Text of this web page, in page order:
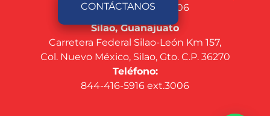
844-416-5916 ext.3006
Silao, Guanajuato
Carretera Federal Silao-León Km 157,
Col. Nuevo México, Silao, Gto. C.P. 36270
Teléfono:
844-416-5916 ext.3006
CONTÁCTANOS